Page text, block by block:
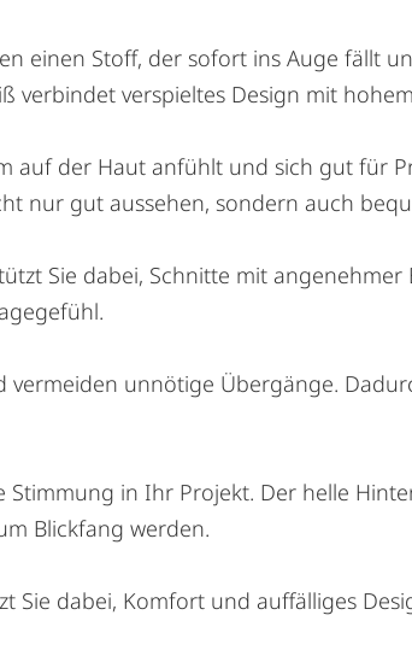
einen Stoff, der sofort ins Auge fällt
verbindet verspieltes Design mit
auf der Haut anfühlt und sich gut für
nur gut aussehen, sondern auch
Sie dabei, Schnitte mit
unnötige Übergänge.
in Ihr Projekt. Der helle
Blickfang werden.
dabei, Komfort und auffälliges